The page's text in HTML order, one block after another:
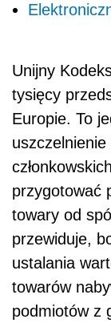
Unijny
tysięcy
Europie. To
przygotować
towary od
przewiduje,
ustalania
towarów
podmiotów z